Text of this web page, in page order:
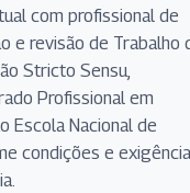
com profissional de
e revisão de Trabalho
Stricto Sensu,
Profissional em
Escola Nacional de
condições e